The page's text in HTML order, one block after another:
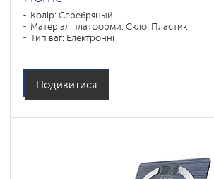
Колір: Серебряный
Матеріал платформи: Скло, Пластик
Тип ваг: Електронні
Подивитися